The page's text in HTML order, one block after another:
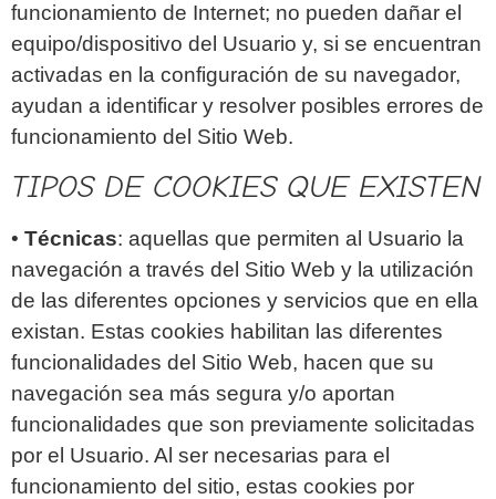
funcionamiento de Internet; no pueden dañar el
equipo/dispositivo del Usuario y, si se encuentran
activadas en la configuración de su navegador,
ayudan a identificar y resolver posibles errores de
funcionamiento del Sitio Web.
TIPOS DE COOKIES QUE EXISTEN
• Técnicas: aquellas que permiten al Usuario la
navegación a través del Sitio Web y la utilización
de las diferentes opciones y servicios que en ella
existan. Estas cookies habilitan las diferentes
funcionalidades del Sitio Web, hacen que su
navegación sea más segura y/o aportan
funcionalidades que son previamente solicitadas
por el Usuario. Al ser necesarias para el
funcionamiento del sitio, estas cookies por